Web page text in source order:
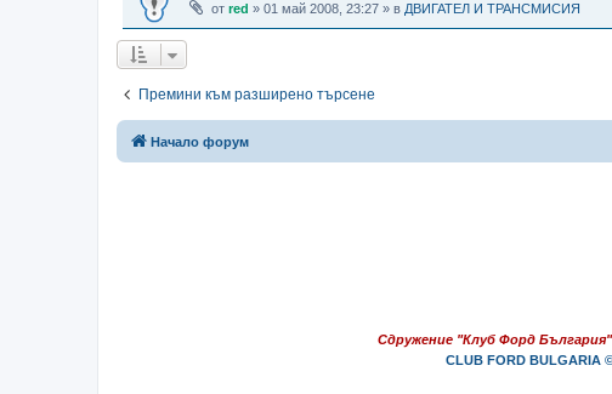
от red » 01 май 2008, 23:27 » в ДВИГАТЕЛ И ТРАНСМИСИЯ
Премини към разширено търсене
Начало форум
Сдружение "Клуб Форд България"
CLUB FORD BULGARIA